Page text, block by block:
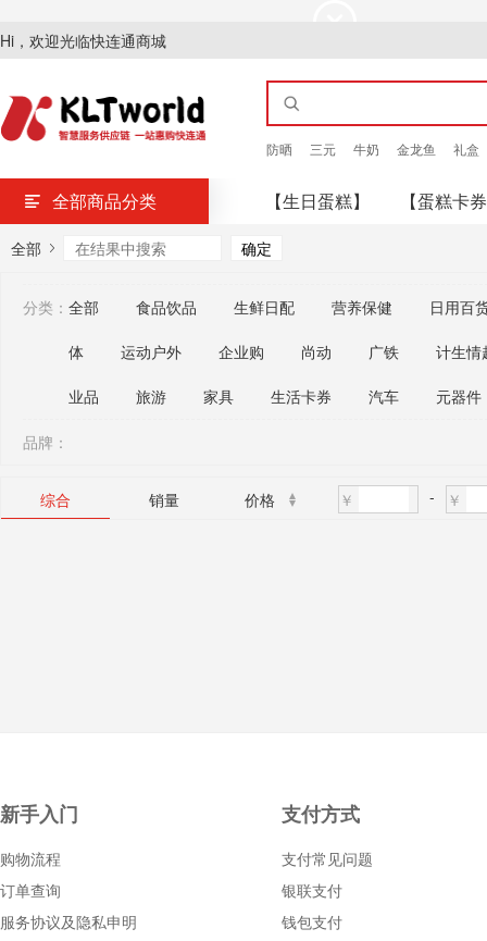
Hi，欢迎光临快连通商城
防晒 三元 牛奶 金龙鱼 礼盒
全部商品分类 【生日蛋糕】 【蛋糕卡
全部
分类： 全部 食品饮品 生鲜日配 营养保健 日用百
体 运动户外 企业购 尚动 广铁 计生情
业品 旅游 家具 生活卡券 汽车 元器件
品牌：
综合 销量 价格 ￥ - ￥
新手入门
购物流程
订单查询
服务协议及隐私申明
支付方式
支付常见问题
银联支付
钱包支付